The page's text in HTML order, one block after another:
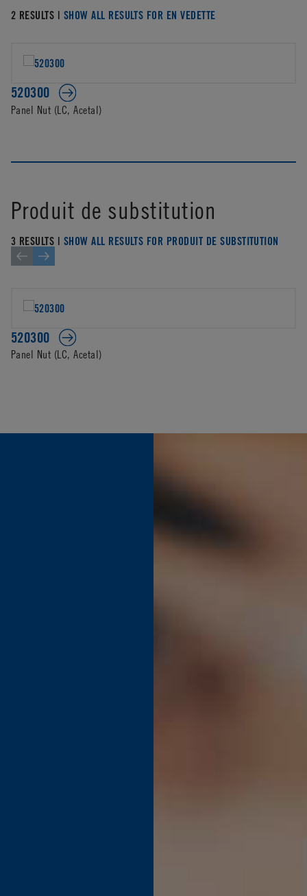
2 RESULTS | SHOW ALL RESULTS FOR EN VEDETTE
520300
Panel Nut (LC, Acetal)
Produit de substitution
3 RESULTS | SHOW ALL RESULTS FOR PRODUIT DE SUBSTITUTION
520300
Panel Nut (LC, Acetal)